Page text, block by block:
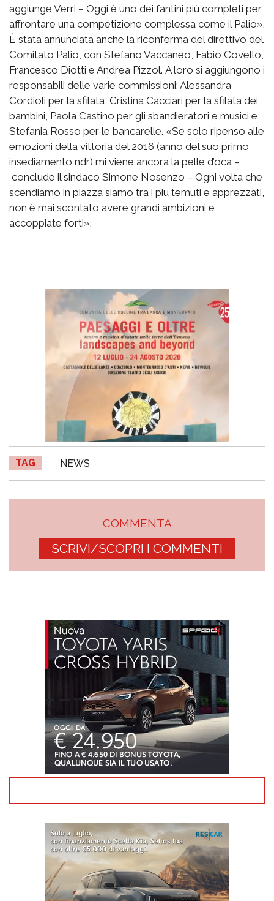
aggiunge Verri – Oggi è uno dei fantini più completi per
affrontare una competizione complessa come il Palio».
È stata annunciata anche la riconferma del direttivo del
Comitato Palio, con Stefano Vaccaneo, Fabio Covello,
Francesco Diotti e Andrea Pizzol. A loro si aggiungono i
responsabili delle varie commissioni: Alessandra
Cordioli per la sfilata, Cristina Cacciari per la sfilata dei
bambini, Paola Castino per gli sbandieratori e musici e
Stefania Rosso per le bancarelle. «Se solo ripenso alle
emozioni della vittoria del 2016 (anno del suo primo
insediamento ndr) mi viene ancora la pelle d’oca –
conclude il sindaco Simone Nosenzo – Ogni volta che
scendiamo in piazza siamo tra i più temuti e apprezzati,
non è mai scontato avere grandi ambizioni e
accoppiate forti».
TAG NEWS
COMMENTA
SCRIVI/SCOPRI I COMMENTI